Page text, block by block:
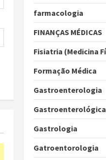
farmacologia
FINANÇAS MÉDICAS
Fisiatria (Medicina
Formação Médica
Gastroenterologia
Gastroenterológica
Gastrologia
Gatroentorologia